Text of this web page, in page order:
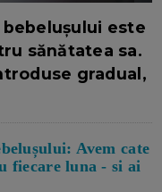
este
sănătatea sa.
gradual,
Avem cate
fiecare luna - si ai